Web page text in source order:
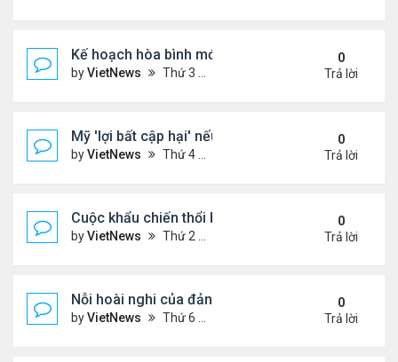
Kế hoạch hòa bình mới thử thách khả năng ứng
byVietNews Thứ 3 Tháng 11 25, 2025 6:48 pm
0
Trả lời
Mỹ 'lợi bất cập hại' nếu can thiệp quân sự vào
byVietNews Thứ 4 Tháng 11 19, 2025 4:49 pm
0
Trả lời
Cuộc khẩu chiến thổi bùng căng thẳng Trung -
byVietNews Thứ 2 Tháng 11 17, 2025 9:39 am
0
Trả lời
Nỗi hoài nghi của đảng Cộng hòa sau loạt thất
byVietNews Thứ 6 Tháng 11 07, 2025 4:39 pm
0
Trả lời